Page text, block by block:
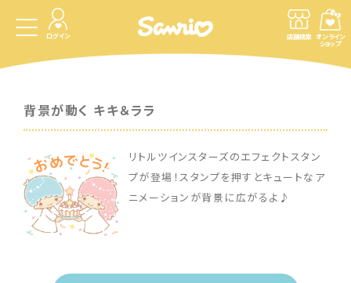
ログイン 店舗検索 オンライン
ショップ
背景が動く キキ＆ララ
リトルツインスターズのエフェクトスタン
プが登場！スタンプを押すとキュートなア
ニメーションが背景に広がるよ♪